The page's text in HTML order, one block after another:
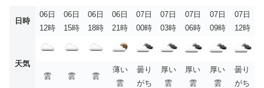
日時
06日
12時
06日
15時
06日
18時
06日
21時
07日
00時
07日
03時
07日
06時
07日
09時
07日
12時
天気
雲
雲 雲
薄い
雲
曇り
がち
厚い
雲
厚い
雲
厚い
雲
曇り
がち